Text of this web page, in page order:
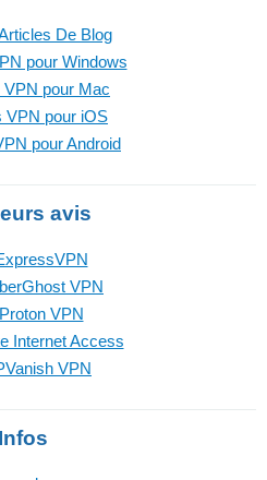
De Blog
pour Windows
VPN pour Mac
VPN pour iOS
pour Android
avis
VPN
VPN
Internet Access
VPN
Infos